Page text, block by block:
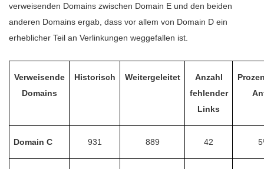
verweisenden Domains zwischen Domain E und den beiden
anderen Domains ergab, dass vor allem von Domain D ein
erheblicher Teil an Verlinkungen weggefallen ist.
Verweisende
Domains
Historisch Weitergeleitet
Anzahl
fehlender
Links
Domain C 931 889 42